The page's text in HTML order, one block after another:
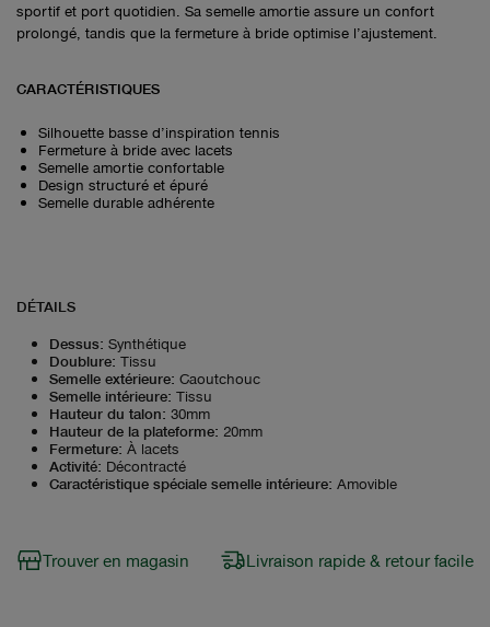
sportif et port quotidien. Sa semelle amortie assure un confort
prolongé, tandis que la fermeture à bride optimise l’ajustement.
CARACTÉRISTIQUES
Silhouette basse d’inspiration tennis
Fermeture à bride avec lacets
Semelle amortie confortable
Design structuré et épuré
Semelle durable adhérente
DÉTAILS
Dessus: Synthétique
Doublure: Tissu
Semelle extérieure: Caoutchouc
Semelle intérieure: Tissu
Hauteur du talon: 30mm
Hauteur de la plateforme: 20mm
Fermeture: À lacets
Activité: Décontracté
Caractéristique spéciale semelle intérieure: Amovible
Trouver en magasin Livraison rapide & retour facile